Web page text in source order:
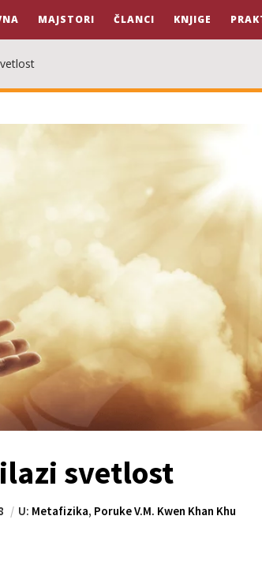
MAJSTORI ČLANCI KNJIGE
svetlost
U: Metafizika, Poruke V.M. Kwen Khan Khu